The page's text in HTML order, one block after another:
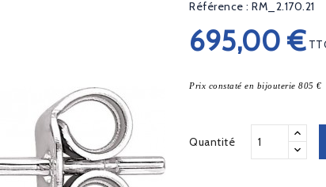
Référence : RM_2.170.21
695,00 €
Prix constaté en bijouterie 805 €
Quantité